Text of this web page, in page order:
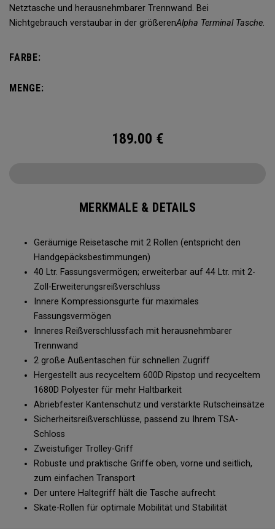
Netztasche und herausnehmbarer Trennwand. Bei
Nichtgebrauch verstaubar in der größerenAlpha Terminal Tasche.
FARBE:
MENGE:
189.00 €
MERKMALE & DETAILS
Geräumige Reisetasche mit 2 Rollen (entspricht den
Handgepäcksbestimmungen)
40 Ltr. Fassungsvermögen; erweiterbar auf 44 Ltr. mit 2-
Zoll-Erweiterungsreißverschluss
Innere Kompressionsgurte für maximales
Fassungsvermögen
Inneres Reißverschlussfach mit herausnehmbarer
Trennwand
2 große Außentaschen für schnellen Zugriff
Hergestellt aus recyceltem 600D Ripstop und recyceltem
1680D Polyester für mehr Haltbarkeit
Abriebfester Kantenschutz und verstärkte Rutscheinsätze
Sicherheitsreißverschlüsse, passend zu Ihrem TSA-
Schloss
Zweistufiger Trolley-Griff
Robuste und praktische Griffe oben, vorne und seitlich,
zum einfachen Transport
Der untere Haltegriff hält die Tasche aufrecht
Skate-Rollen für optimale Mobilität und Stabilität